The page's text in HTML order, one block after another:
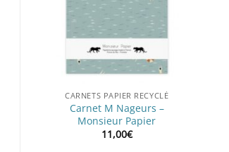
CARNETS PAPIER RECYCLÉ
Carnet M Nageurs –
Monsieur Papier
11,00€